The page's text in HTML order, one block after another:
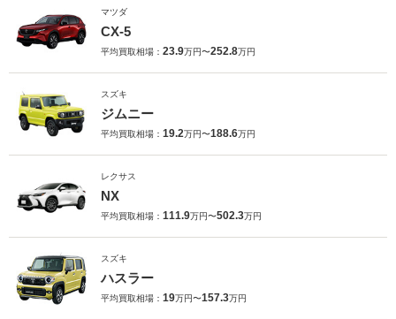
マツダ
CX-5
平均買取相場： 23.9万円〜252.8万円
スズキ
ジムニー
平均買取相場： 19.2万円〜188.6万円
レクサス
NX
平均買取相場： 111.9万円〜502.3万円
スズキ
ハスラー
平均買取相場： 19万円〜157.3万円